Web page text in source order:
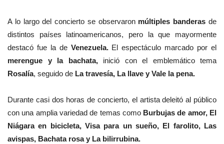
A lo largo del concierto se observaron múltiples banderasde
distintos países latinoamericanos, pero la que mayormente
destacó fue la de Venezuela. El espectáculo marcado por el
merengue y la bachata, inició con el emblemático tema
Rosalía, seguido de La travesía, La llave y Vale la pena.
Durante casi dos horas de concierto, el artista deleitó al público
con una amplia variedad de temas comoBurbujas de amor, El
Niágara en bicicleta, Visa para un sueño, El farolito, Las
avispas, Bachata rosa y La bilirrubina.